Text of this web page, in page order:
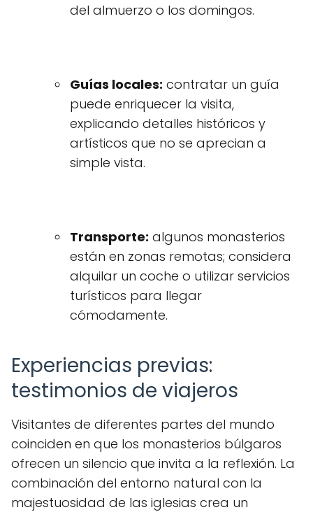
del almuerzo o los domingos.
Guías locales: contratar un guía
puede enriquecer la visita,
explicando detalles históricos y
artísticos que no se aprecian a
simple vista.
Transporte: algunos monasterios
están en zonas remotas; considera
alquilar un coche o utilizar servicios
turísticos para llegar
cómodamente.
Experiencias previas:
testimonios de viajeros
Visitantes de diferentes partes del mundo
coinciden en que los monasterios búlgaros
ofrecen un silencio que invita a la reflexión. La
combinación del entorno natural con la
majestuosidad de las iglesias crea un